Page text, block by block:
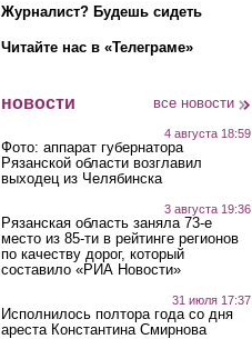
Журналист? Будешь сидеть
Читайте нас в «Телеграме»
новости все новости
4 августа 18:59
Фото: аппарат губернатора
Рязанской области возглавил
выходец из Челябинска
3 августа 19:36
Рязанская область заняла 73-е
место из 85-ти в рейтинге регионов
по качеству дорог, который
составило «РИА Новости»
31 июля 17:37
Исполнилось полтора года со дня
ареста Константина Смирнова